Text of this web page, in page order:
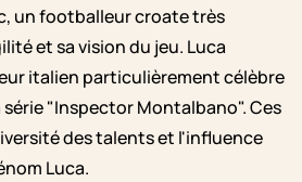
un footballeur croate très
et sa vision du jeu. Luca
italien particulièrement célèbre
"Inspector Montalbano". Ces
des talents et l'influence
Luca.